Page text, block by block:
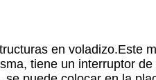
en voladizo.Este
tiene un interruptor